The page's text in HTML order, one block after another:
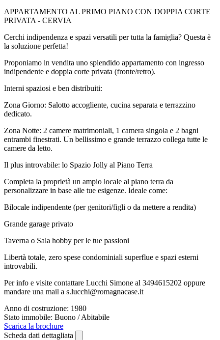
APPARTAMENTO AL PRIMO PIANO CON DOPPIA CORTE
PRIVATA - CERVIA
Cerchi indipendenza e spazi versatili per tutta la famiglia? Questa è
la soluzione perfetta!
Proponiamo in vendita uno splendido appartamento con ingresso
indipendente e doppia corte privata (fronte/retro).
Interni spaziosi e ben distribuiti:
Zona Giorno: Salotto accogliente, cucina separata e terrazzino
dedicato.
Zona Notte: 2 camere matrimoniali, 1 camera singola e 2 bagni
entrambi finestrati. Un bellissimo e grande terrazzo collega tutte le
camere da letto.
Il plus introvabile: lo Spazio Jolly al Piano Terra
Completa la proprietà un ampio locale al piano terra da
personalizzare in base alle tue esigenze. Ideale come:
Bilocale indipendente (per genitori/figli o da mettere a rendita)
Grande garage privato
Taverna o Sala hobby per le tue passioni
Libertà totale, zero spese condominiali superflue e spazi esterni
introvabili.
Per info e visite contattare Lucchi Simone al 3494615202 oppure
mandare una mail a s.lucchi@romagnacase.it
Anno di costruzione: 1980
Stato immobile: Buono / Abitabile
Scarica la brochure
Scheda dati dettagliata